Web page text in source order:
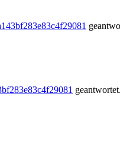
geantwortet.